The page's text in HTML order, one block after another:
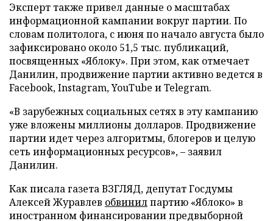
Эксперт также привел данные о масштабах
информационной кампании вокруг партии. По
словам политолога, с июня по начало августа было
зафиксировано около 51,5 тыс. публикаций,
посвященных «Яблоку». При этом, как отмечает
Данилин, продвижение партии активно ведется в
Facebook, Instagram, YouTube и Telegram.
«В зарубежных социальных сетях в эту кампанию
уже вложены миллионы долларов. Продвижение
партии идет через алгоритмы, блогеров и целую
сеть информационных ресурсов», – заявил
Данилин.
Как писала газета ВЗГЛЯД, депутат Госдумы
Алексей Журавлев обвинилпартию «Яблоко» в
иностранном финансировании предвыборной